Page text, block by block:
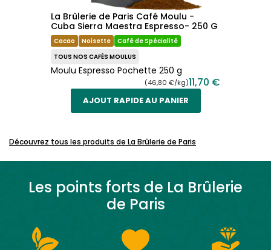
La Brûlerie de Paris Café Moulu -
Cuba Sierra Maestra Espresso- 250 G
Cacao Noisette
Café de Spécialité
TOUS NOS CAFÉS MOULUS
Moulu Espresso Pochette 250 g
(46,80 €/kg)11,70 €
AJOUT RAPIDE AU PANIER
Découvrez tous les produits de La Brûlerie de Paris
Les points forts de La Brûlerie
de Paris